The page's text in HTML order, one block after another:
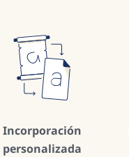
Incorporación
personalizada